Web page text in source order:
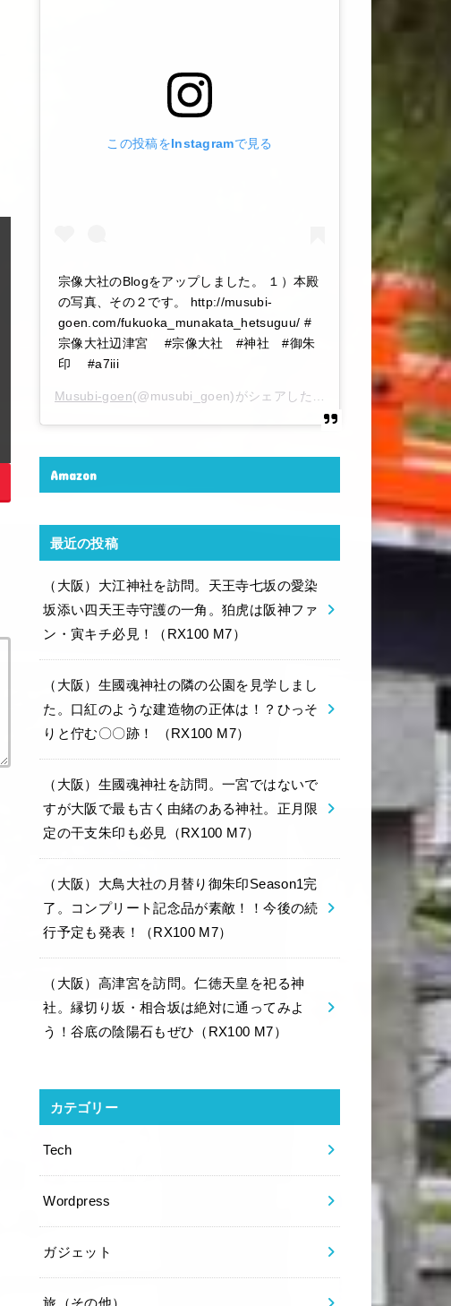
この投稿をInstagramで見る
宗像大社のBlogをアップしました。 １）本殿
の写真、その２です。 http://musubi-
goen.com/fukuoka_munakata_hetsuguu/ #
宗像大社辺津宮 #宗像大社 #神社 #御朱
印 #a7iii
Musubi-goen(@musubi_goen)がシェアした投稿 – 2020年 6月月6
Amazon
最近の投稿
（大阪）大江神社を訪問。天王寺七坂の愛染
坂添い四天王寺守護の一角。狛虎は阪神ファ
ン・寅キチ必見！（RX100 M7）
（大阪）生國魂神社の隣の公園を見学しまし
た。口紅のような建造物の正体は！？ひっそ
りと佇む〇〇跡！ （RX100 M7）
（大阪）生國魂神社を訪問。一宮ではないで
すが大阪で最も古く由緒のある神社。正月限
定の干支朱印も必見（RX100 M7）
（大阪）大鳥大社の月替り御朱印Season1完
了。コンプリート記念品が素敵！！今後の続
行予定も発表！（RX100 M7）
（大阪）高津宮を訪問。仁徳天皇を祀る神
社。縁切り坂・相合坂は絶対に通ってみよ
う！谷底の陰陽石もぜひ（RX100 M7）
カテゴリー
Tech
Wordpress
ガジェット
旅（その他）